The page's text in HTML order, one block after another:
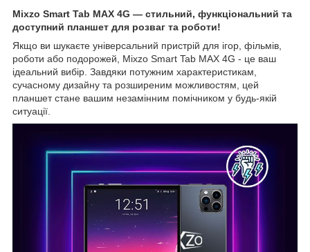
Mixzo Smart Tab MAX 4G — стильний, функціональний та
доступний планшет для розваг та роботи!
Якщо ви шукаєте універсальний пристрій для ігор, фільмів,
роботи або подорожей, Mixzo Smart Tab MAX 4G - це ваш
ідеальний вибір. Завдяки потужним характеристикам,
сучасному дизайну та розширеним можливостям, цей
планшет стане вашим незамінним помічником у будь-якій
ситуації.